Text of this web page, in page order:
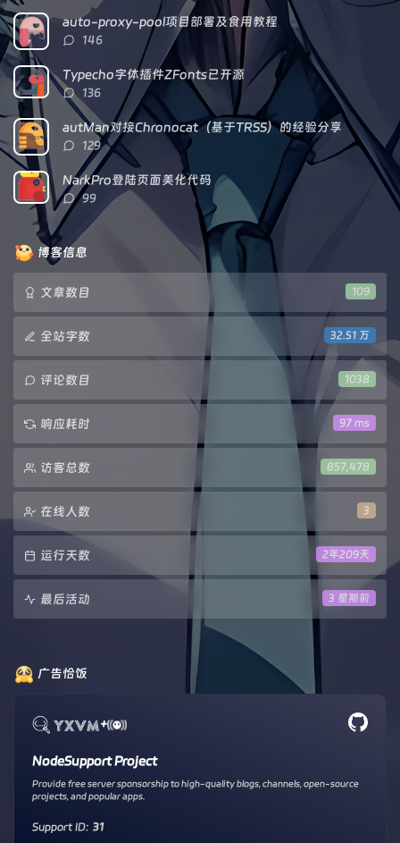
数：
auto-proxy-pool项目部署及食用教程
评
数：
146
Typecho字体插件ZFonts已开源
评
论
数：
136
autMan对接Chronocat（基于TRSS）的经验分享
评
论
数：
129
NarkPro登陆页面美化代码
评
数：
99
博客信息
109
文章数目
32.51 万
全站字数
1038
评论数目
97 ms
响应耗时
857,478
访客总数
3
在线人数
2年209天
运行天数
3 星期前
最后活动
广告恰饭
+
NodeSupport Project
Provide free server sponsorship to high-quality blogs, channels, open-source
projects, and popular apps.
Support ID: 31